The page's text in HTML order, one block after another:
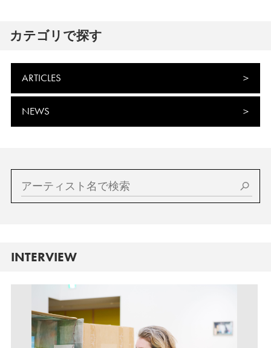
カテゴリで探す
ARTICLES
NEWS
INTERVIEW